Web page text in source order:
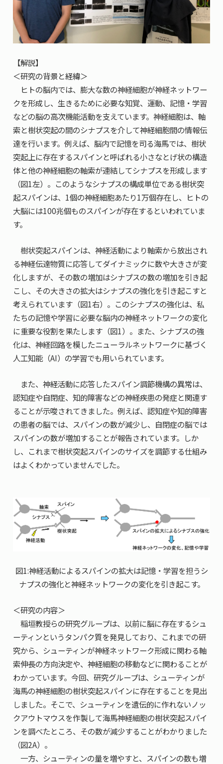
【解説】
＜研究の背景と経緯＞
ヒトの脳内では、膨大な数の神経細胞が神経ネットワー
クを形成し、生きるために必要な知覚、運動、記憶・学習
などの脳の高次機能活動を支えています。神経細胞は、軸
索と樹状突起の間のシナプスを介して神経細胞間の情報伝
達を行います。例えば、脳内で記憶を司る海馬では、樹状
突起上に存在するスパインと呼ばれる小さなとげ状の構造
体と他の神経細胞の軸索が連結してシナプスを形成します
（図1左）。このようなシナプスの構成単位である樹状突
起スパインは、1個の神経細胞あたり1万個存在し、ヒトの
大脳には100兆個ものスパインが存在するといわれていま
す。
樹状突起スパインは、神経活動により軸索から放出され
る神経伝達物質に応答してダイナミックに数や大きさが変
化しますが、その数の増加はシナプスの数の増加を引き起
こし、その大きさの拡大はシナプスの強化を引き起こすと
考えられています（図1右）。このシナプスの強化は、私
たちの記憶や学習に必要な脳内の神経ネットワークの変化
に重要な役割を果たします（図1）。また、シナプスの強
化は、神経回路を模したニューラルネットワークに基づく
人工知能（AI）の学習でも用いられています。
また、神経活動に応答したスパイン調節機構の異常は、
認知症や自閉症、知的障害などの神経疾患の発症と関連す
ることが示唆されてきました。例えば、認知症や知的障害
の患者の脳では、スパインの数が減少し、自閉症の脳では
スパインの数が増加することが報告されています。しか
し、これまで樹状突起スパインのサイズを調節する仕組み
はよくわかっていませんでした。
図1:神経活動によるスパインの拡大は記憶・学習を担うシ
ナプスの強化と神経ネットワークの変化を引き起こす。
＜研究の内容＞
稲垣教授らの研究グループは、以前に脳に存在するシュ
ーティンというタンパク質を発見しており、これまでの研
究から、シューティンが神経ネットワーク形成に関わる軸
索伸長の方向決定や、神経細胞の移動などに関わることが
わかっています。今回、研究グループは、シューティンが
海馬の神経細胞の樹状突起スパインに存在することを見出
しました。そこで、シューティンを遺伝的に作れないノッ
クアウトマウスを作製して海馬神経細胞の樹状突起スパイ
ンを調べたところ、その数が減少することがわかりました
（図2A）。
一方、シューティンの量を増やすと、スパインの数も増